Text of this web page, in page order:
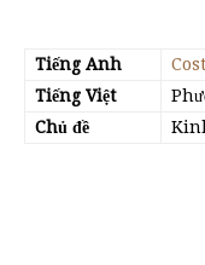
Tiếng Anh
Tiếng Việt
Chủ đề